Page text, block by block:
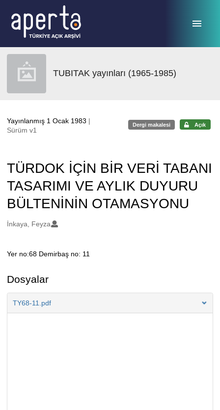
TUBITAK yayınları (1965-1985)
Yayınlanmış 1 Ocak 1983 |
Sürüm v1
Dergi makalesi Açık
TÜRDOK İÇİN BİR VERİ TABANI
TASARIMI VE AYLIK DUYURU
BÜLTENİNİN OTAMASYONU
Oluşturanlar
İnkaya, Feyza
Açıklama
Yer no:68 Demirbaş no: 11
Dosyalar
TY68-11.pdf